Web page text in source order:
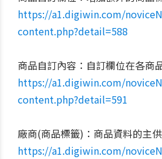
https://a1.digiwin.com/
content.php?detail=588
商品自訂內容：自訂欄位在各商
https://a1.digiwin.com/
content.php?detail=591
廠商(商品標籤)：商品資料的主
https://a1.digiwin.com/